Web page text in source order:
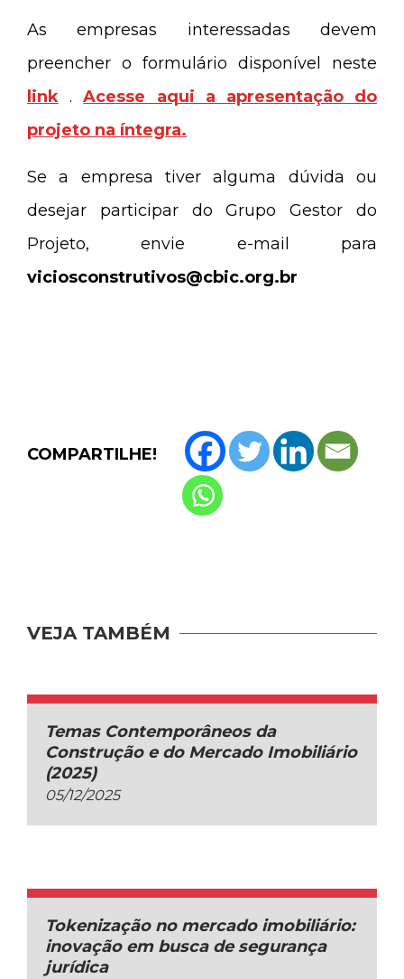
As empresas interessadas devem
preencher o formulário disponível neste
link .Acesse aqui a apresentação do
projeto na íntegra.
Se a empresa tiver alguma dúvida ou
desejar participar do Grupo Gestor do
Projeto, envie e-mail para
viciosconstrutivos@cbic.org.br
COMPARTILHE!
VEJA TAMBÉM
Temas Contemporâneos da
Construção e do Mercado Imobiliário
(2025)
05/12/2025
Tokenização no mercado imobiliário:
inovação em busca de segurança
jurídica